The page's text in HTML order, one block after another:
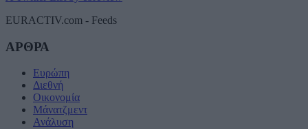
EURACTIV.com - Feeds
ΑΡΘΡΑ
Ευρώπη
Διεθνή
Οικονομία
Μάνατζμεντ
Ανάλυση